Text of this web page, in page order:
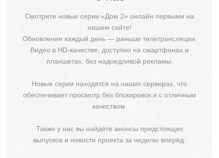
Смотрите новые серии «Дом 2» онлайн первыми на
нашем сайте!
Обновления каждый день — раньше телетрансляции.
Видео в HD-качестве, доступно на смартфонах и
планшетах, без надоедливой рекламы.
Новые серии находятся на наших серверах, что
обеспечивает просмотр без блокировок и с отличным
качеством.
Также у нас вы найдёте анонсы предстоящих
выпусков и новости проекта за неделю вперёд.